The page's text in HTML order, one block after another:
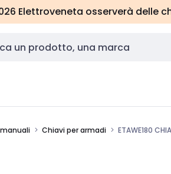
Elettroveneta osserverà delle
Chiavi per armadi ETAWE180